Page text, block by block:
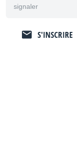
signaler
S'INSCRIRE